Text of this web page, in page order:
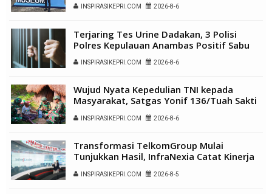
INSPIRASIKEPRI.COM 2026-8-6
Terjaring Tes Urine Dadakan, 3 Polisi
Polres Kepulauan Anambas Positif Sabu
INSPIRASIKEPRI.COM 2026-8-6
Wujud Nyata Kepedulian TNI kepada
Masyarakat, Satgas Yonif 136/Tuah Sakti
Kalome
INSPIRASIKEPRI.COM 2026-8-6
Transformasi TelkomGroup Mulai
Tunjukkan Hasil, InfraNexia Catat Kinerja
Nasional
INSPIRASIKEPRI.COM 2026-8-5